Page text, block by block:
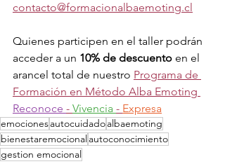
contacto@formacionalbaemoting.cl
Quienes participen en el taller podrán
acceder a un 10% de descuento en el
arancel total de nuestro Programa de
Formación en Método Alba Emoting
Reconoce - Vivencia - Expresa
emocionesautocuidadoalbaemoting
bienestaremocional autoconocimiento
gestion emocional